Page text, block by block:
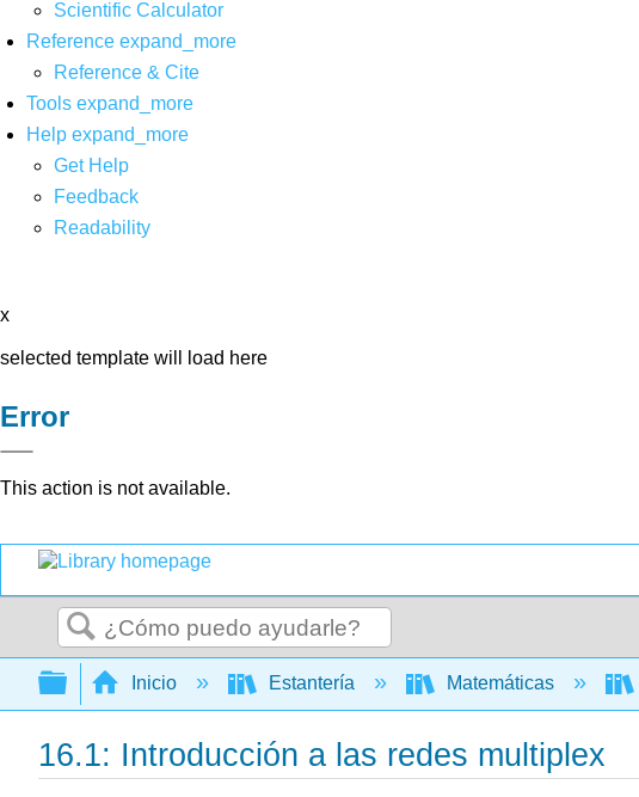
Scientific Calculator
Reference expand_more
Reference & Cite
Tools expand_more
Help expand_more
Get Help
Feedback
Readability
x
selected template will load here
Error
This action is not available.
Buscar
Expandir/contraer jerarquía global
Inicio Estantería Matemáticas
16.1: Introducción a las redes multiplex